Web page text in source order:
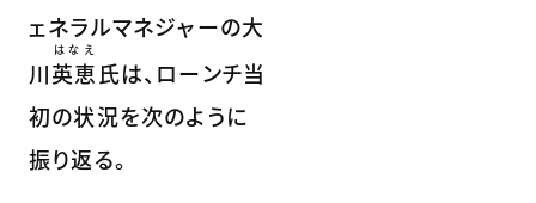
ェネラルマネジャーの大
川英恵
はなえ
氏は、ローンチ当
初の状況を次のように
振り返る。